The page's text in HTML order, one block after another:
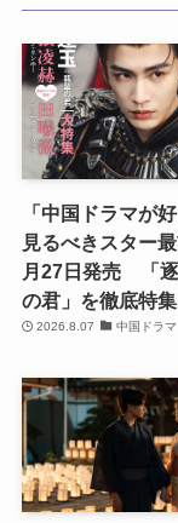
「中国ドラマが
見るべきスター
月27日発売 「
の君」を徹底特集
2026.8.07 中国ドラマ